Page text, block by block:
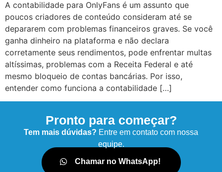
A contabilidade para OnlyFans é um assunto que
poucos criadores de conteúdo consideram até se
depararem com problemas financeiros graves. Se você
ganha dinheiro na plataforma e não declara
corretamente seus rendimentos, pode enfrentar multas
altíssimas, problemas com a Receita Federal e até
mesmo bloqueio de contas bancárias. Por isso,
entender como funciona a contabilidade […]
Pronto para começar?
Tem mais dúvidas? Entre em contato com nossa
equipe.
Chamar no WhatsApp!